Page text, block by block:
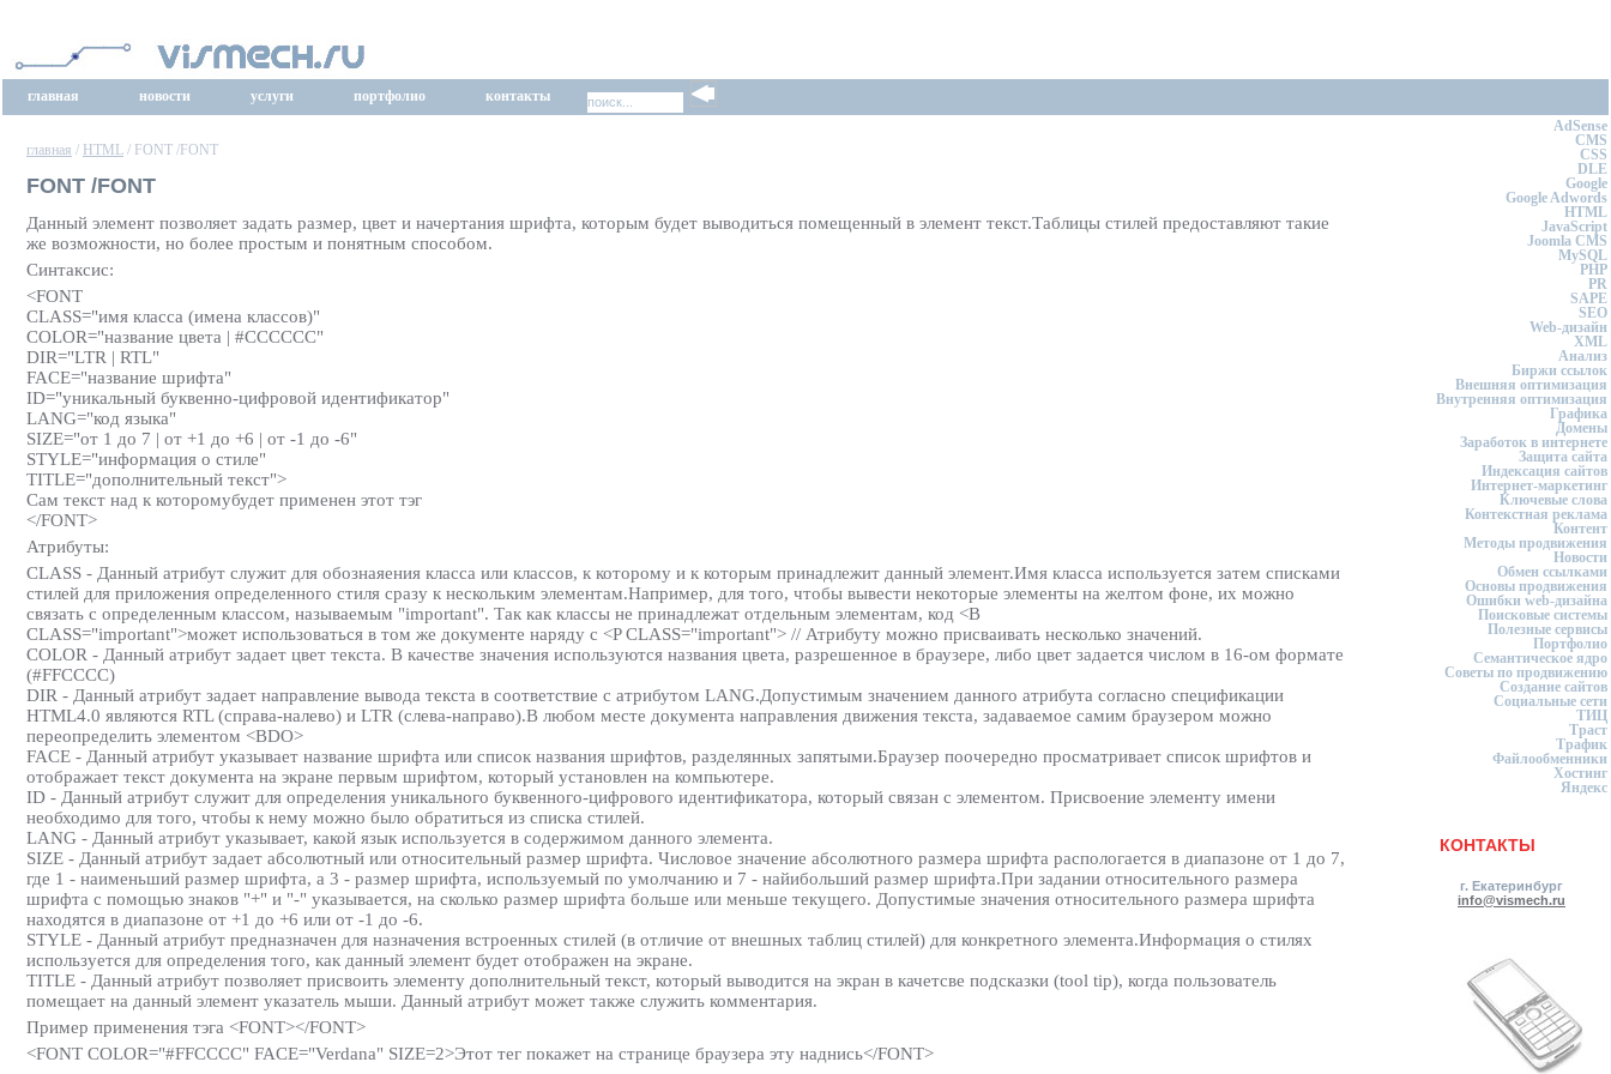
главная новости услуги портфолио контакты
главная / HTML / FONT /FONT
FONT /FONT
Данный элемент позволяет задать размер, цвет и начертания шрифта, которым будет выводиться помещенный в элемент текст.Таблицы стилей предоставляют такие
же возможности, но более простым и понятным способом.
Синтаксис:
<FONT
CLASS="имя класса (имена классов)"
COLOR="название цвета | #CCCCCC"
DIR="LTR | RTL"
FACE="название шрифта"
ID="уникальный буквенно-цифровой идентификатор"
LANG="код языка"
SIZE="от 1 до 7 | от +1 до +6 | от -1 до -6"
STYLE="информация о стиле"
TITLE="дополнительный текст">
Сам текст над к которомубудет применен этот тэг
</FONT>
Атрибуты:
CLASS - Данный атрибут служит для обознаяения класса или классов, к которому и к которым принадлежит данный элемент.Имя класса используется затем списками
стилей для приложения определенного стиля сразу к нескольким элементам.Например, для того, чтобы вывести некоторые элементы на желтом фоне, их можно
связать с определенным классом, называемым "important". Так как классы не принадлежат отдельным элементам, код <B
CLASS="important">может использоваться в том же документе наряду с <P CLASS="important"> // Атрибуту можно присваивать несколько значений.
COLOR - Данный атрибут задает цвет текста. В качестве значения используются названия цвета, разрешенное в браузере, либо цвет задается числом в 16-ом формате
(#FFCCCC)
DIR - Данный атрибут задает направление вывода текста в соответствие с атрибутом LANG.Допустимым значением данного атрибута согласно спецификации
HTML4.0 являются RTL (справа-налево) и LTR (слева-направо).В любом месте документа направления движения текста, задаваемое самим браузером можно
переопределить элементом <BDO>
FACE - Данный атрибут указывает название шрифта или список названия шрифтов, разделянных запятыми.Браузер поочередно просматривает список шрифтов и
отображает текст документа на экране первым шрифтом, который установлен на компьютере.
ID - Данный атрибут служит для определения уникального буквенного-цифрового идентификатора, который связан с элементом. Присвоение элементу имени
необходимо для того, чтобы к нему можно было обратиться из списка стилей.
LANG - Данный атрибут указывает, какой язык используется в содержимом данного элемента.
SIZE - Данный атрибут задает абсолютный или относительный размер шрифта. Числовое значение абсолютного размера шрифта распологается в диапазоне от 1 до 7,
где 1 - наименьший размер шрифта, а 3 - размер шрифта, используемый по умолчанию и 7 - найибольший размер шрифта.При задании относительного размера
шрифта с помощью знаков "+" и "-" указывается, на сколько размер шрифта больше или меньше текущего. Допустимые значения относительного размера шрифта
находятся в диапазоне от +1 до +6 или от -1 до -6.
STYLE - Данный атрибут предназначен для назначения встроенных стилей (в отличие от внешных таблиц стилей) для конкретного элемента.Информация о стилях
используется для определения того, как данный элемент будет отображен на экране.
TITLE - Данный атрибут позволяет присвоить элементу дополнительный текст, который выводится на экран в качетсве подсказки (tool tip), когда пользователь
помещает на данный элемент указатель мыши. Данный атрибут может также служить комментария.
Пример применения тэга <FONT></FONT>
<FONT COLOR="#FFCCCC" FACE="Verdana" SIZE=2>Этот тег покажет на странице браузера эту наднись</FONT>
AdSense
CMS
CSS
DLE
Google
Google Adwords
HTML
JavaScript
Joomla CMS
MySQL
PHP
PR
SAPE
SEO
Web-дизайн
XML
Анализ
Биржи ссылок
Внешняя оптимизация
Внутренняя оптимизация
Графика
Домены
Заработок в интернете
Защита сайта
Индексация сайтов
Интернет-маркетинг
Ключевые слова
Контекстная реклама
Контент
Методы продвижения
Новости
Обмен ссылками
Основы продвижения
Ошибки web-дизайна
Поисковые системы
Полезные сервисы
Портфолио
Семантическое ядро
Советы по продвижению
Создание сайтов
Социальные сети
ТИЦ
Траст
Трафик
Файлообменники
Хостинг
Яндекс
КОНТАКТЫ
г. Екатеринбург
info@vismech.ru